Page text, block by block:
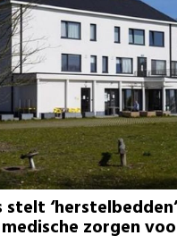
stelt
zorgen